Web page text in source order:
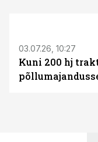
03.07.26, 10:27
Kuni 200 hj